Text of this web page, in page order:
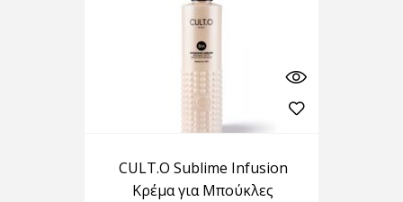
CULT.O Sublime Infusion
Κρέμα για Μπούκλες